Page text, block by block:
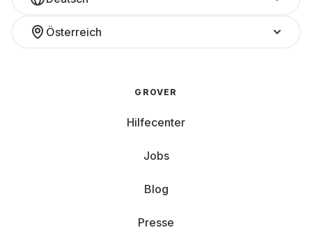
Österreich
GROVER
Hilfecenter
Jobs
Blog
Presse